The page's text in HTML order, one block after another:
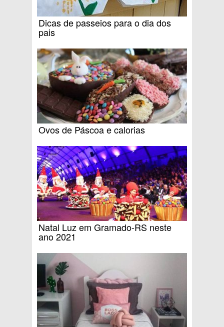
Dicas de passeios para o dia dos
pais
Ovos de Páscoa e calorias
Natal Luz em Gramado-RS neste
ano 2021